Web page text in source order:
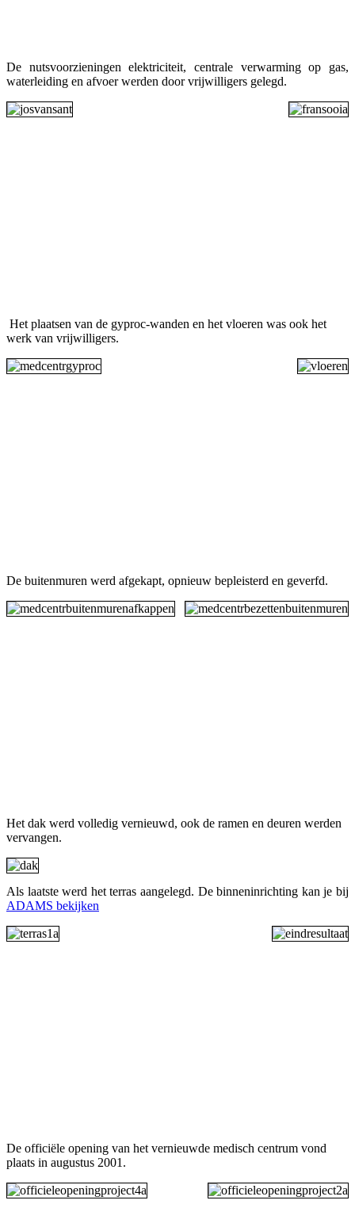
De nutsvoorzieningen elektriciteit, centrale verwarming op gas,
waterleiding en afvoer werden door vrijwilligers gelegd.
Het plaatsen van de gyproc-wanden en het vloeren was ook het
werk van vrijwilligers.
De buitenmuren werd afgekapt, opnieuw bepleisterd en geverfd.
Het dak werd volledig vernieuwd, ook de ramen en deuren werden
vervangen.
Als laatste werd het terras aangelegd. De binneninrichting kan je bij
ADAMS bekijken
De officiële opening van het vernieuwde medisch centrum vond
plaats in augustus 2001.